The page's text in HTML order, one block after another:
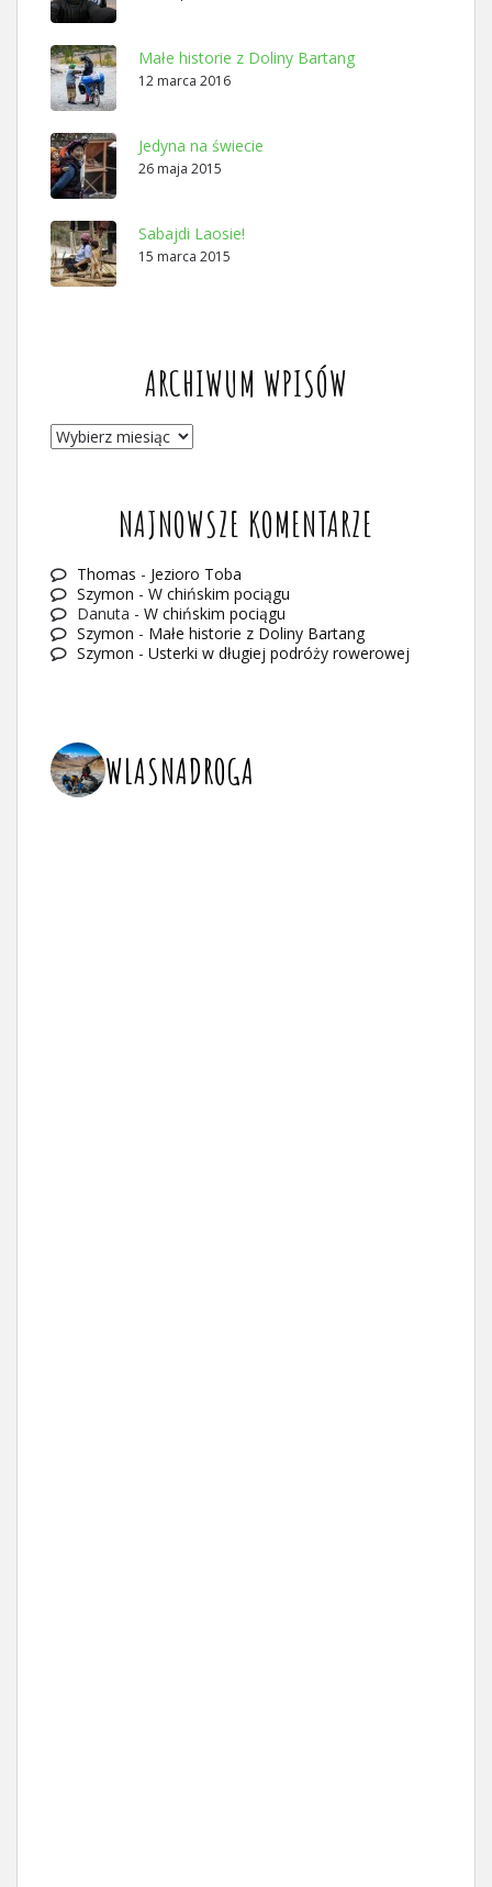
Małe historie z Doliny Bartang
12 marca 2016
Jedyna na świecie
26 maja 2015
Sabajdi Laosie!
15 marca 2015
ARCHIWUM WPISÓW
ARCHIWUM
NAJNOWSZE KOMENTARZE
Thomas - Jezioro Toba
Szymon - W chińskim pociągu
Danuta - W chińskim pociągu
Szymon - Małe historie z Doliny Bartang
Szymon - Usterki w długiej podróży rowerowej
WLASNADROGA